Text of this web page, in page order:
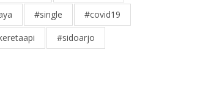
#single
#covid19
#sidoarjo